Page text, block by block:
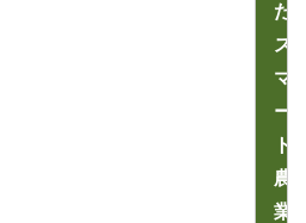
た
ス
マ
ー
ト
農
業